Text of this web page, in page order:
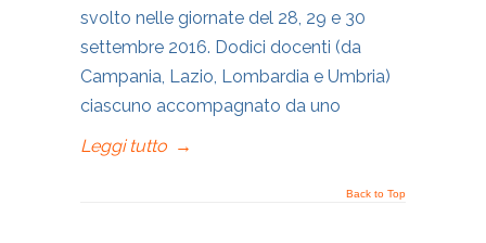
svolto nelle giornate del 28, 29 e 30
settembre 2016. Dodici docenti (da
Campania, Lazio, Lombardia e Umbria)
ciascuno accompagnato da uno
Leggi tutto →
Back to Top